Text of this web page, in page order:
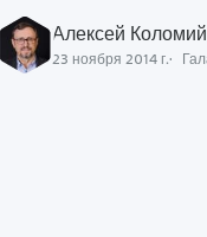
Алексей
23 ноября 2014 г.